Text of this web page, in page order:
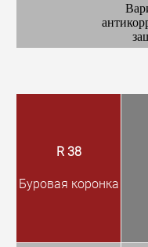
R 38
Буровая коронка